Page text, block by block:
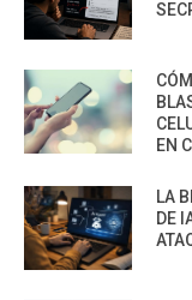
EN
LA
DE